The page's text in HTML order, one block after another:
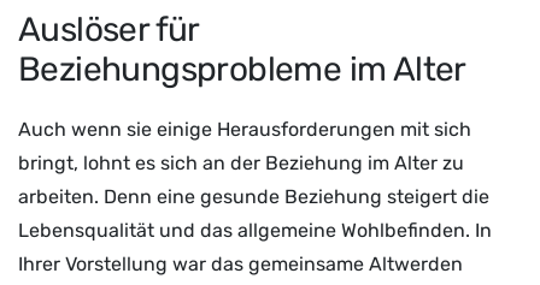
Auslöser für
Beziehungsprobleme im Alter
Auch wenn sie einige Herausforderungen mit sich
bringt, lohnt es sich an der Beziehung im Alter zu
arbeiten. Denn eine gesunde Beziehung steigert die
Lebensqualität und das allgemeine Wohlbefinden. In
Ihrer Vorstellung war das gemeinsame Altwerden